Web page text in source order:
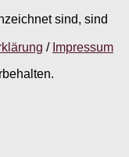
sind, sind
/ Impressum